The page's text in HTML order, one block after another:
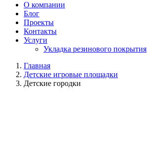
О компании
Блог
Проекты
Контакты
Услуги
Укладка резинового покрытия
Главная
Детские игровые площадки
Детские городки